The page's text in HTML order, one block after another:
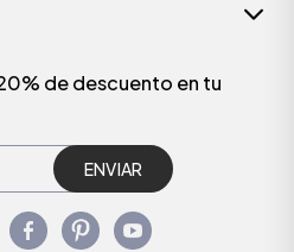
de descuento en tu
ENVIAR